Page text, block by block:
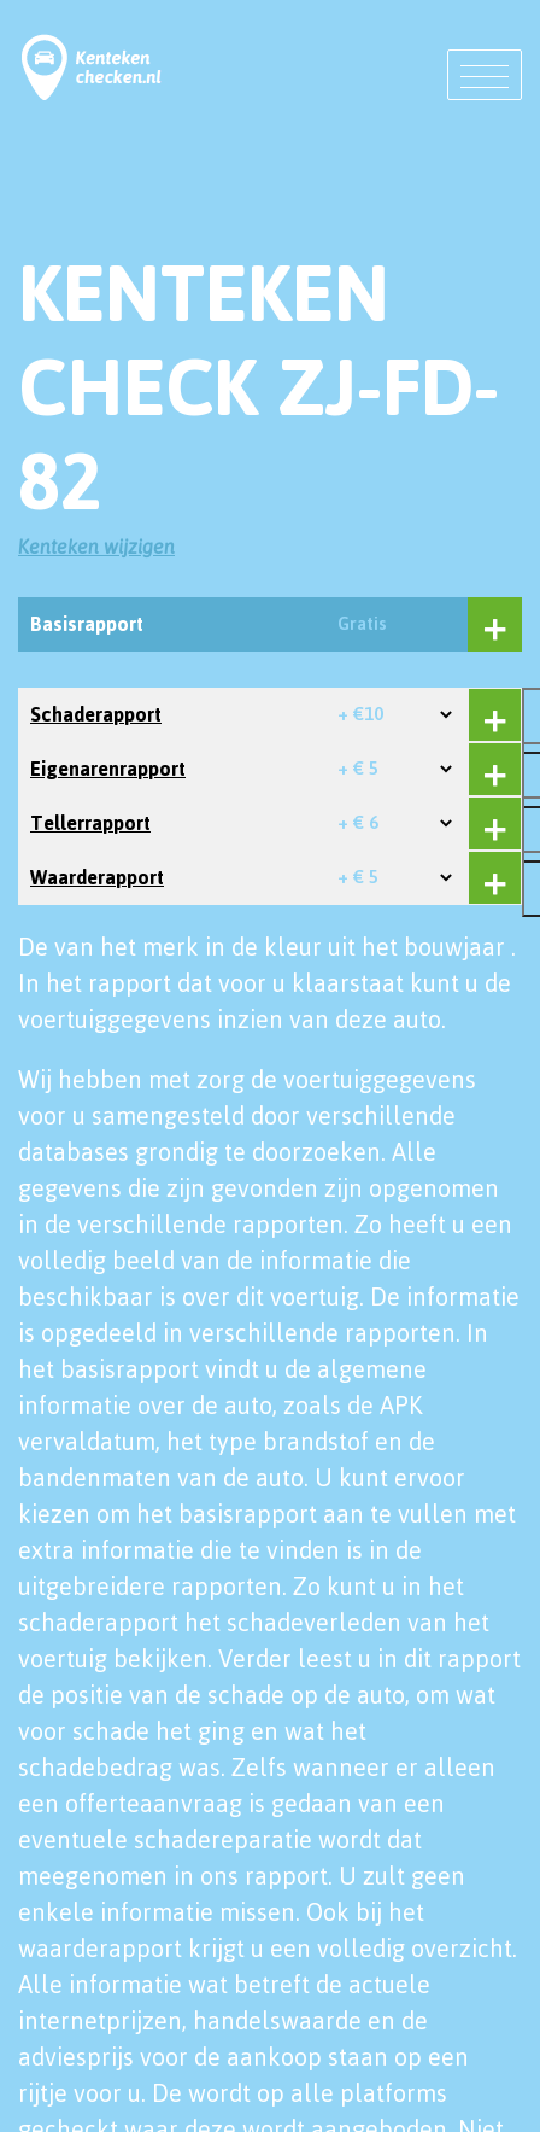
KENTEKEN
CHECK ZJ-FD-
82
Kenteken wijzigen
Basisrapport Gratis
Schaderapport + €10
Eigenarenrapport + € 5
Tellerrapport + € 6
Waarderapport + € 5
De van het merk in de kleur uit het bouwjaar .
In het rapport dat voor u klaarstaat kunt u de
voertuiggegevens inzien van deze auto.
Wij hebben met zorg de voertuiggegevens
voor u samengesteld door verschillende
databases grondig te doorzoeken. Alle
gegevens die zijn gevonden zijn opgenomen
in de verschillende rapporten. Zo heeft u een
volledig beeld van de informatie die
beschikbaar is over dit voertuig. De informatie
is opgedeeld in verschillende rapporten. In
het basisrapport vindt u de algemene
informatie over de auto, zoals de APK
vervaldatum, het type brandstof en de
bandenmaten van de auto. U kunt ervoor
kiezen om het basisrapport aan te vullen met
extra informatie die te vinden is in de
uitgebreidere rapporten. Zo kunt u in het
schaderapport het schadeverleden van het
voertuig bekijken. Verder leest u in dit rapport
de positie van de schade op de auto, om wat
voor schade het ging en wat het
schadebedrag was. Zelfs wanneer er alleen
een offerteaanvraag is gedaan van een
eventuele schadereparatie wordt dat
meegenomen in ons rapport. U zult geen
enkele informatie missen. Ook bij het
waarderapport krijgt u een volledig overzicht.
Alle informatie wat betreft de actuele
internetprijzen, handelswaarde en de
adviesprijs voor de aankoop staan op een
rijtje voor u. De wordt op alle platforms